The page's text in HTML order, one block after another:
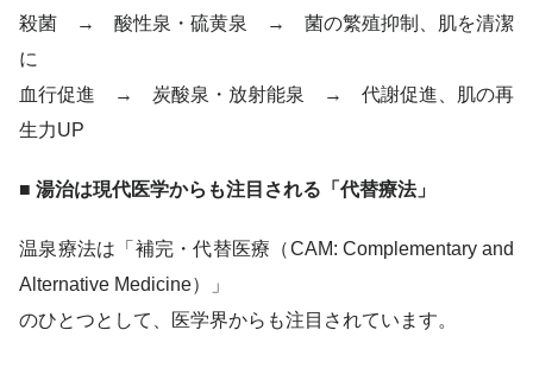
殺菌 → 酸性泉・硫黄泉 → 菌の繁殖抑制、肌を清潔
に
血行促進 → 炭酸泉・放射能泉 → 代謝促進、肌の再
生力UP
■ 湯治は現代医学からも注目される「代替療法」
温泉療法は「補完・代替医療（CAM: Complementary and
Alternative Medicine）」
のひとつとして、医学界からも注目されています。